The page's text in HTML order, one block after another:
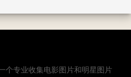
个专业收集电影图片和明星图片